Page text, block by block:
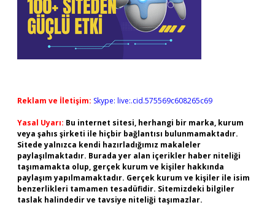
Reklam ve İletişim: Skype: live:.cid.575569c608265c69
Yasal Uyarı: Bu internet sitesi, herhangi bir marka, kurum
veya şahıs şirketi ile hiçbir bağlantısı bulunmamaktadır.
Sitede yalnızca kendi hazırladığımız makaleler
paylaşılmaktadır. Burada yer alan içerikler haber niteliği
taşımamakta olup, gerçek kurum ve kişiler hakkında
paylaşım yapılmamaktadır. Gerçek kurum ve kişiler ile isim
benzerlikleri tamamen tesadüfidir. Sitemizdeki bilgiler
taslak halindedir ve tavsiye niteliği taşımazlar.